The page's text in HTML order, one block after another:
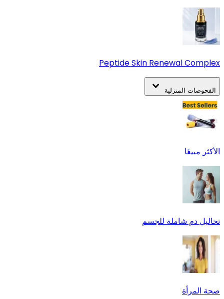
Peptide Skin Renewal Complex
الفحوصات المنزلية
الأكثر مبيعًا
تحاليل دم شاملة للجسم
صحة المرأة